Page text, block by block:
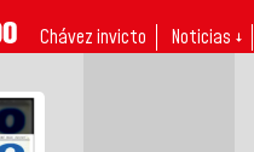
Chávez invicto Noticias ↓